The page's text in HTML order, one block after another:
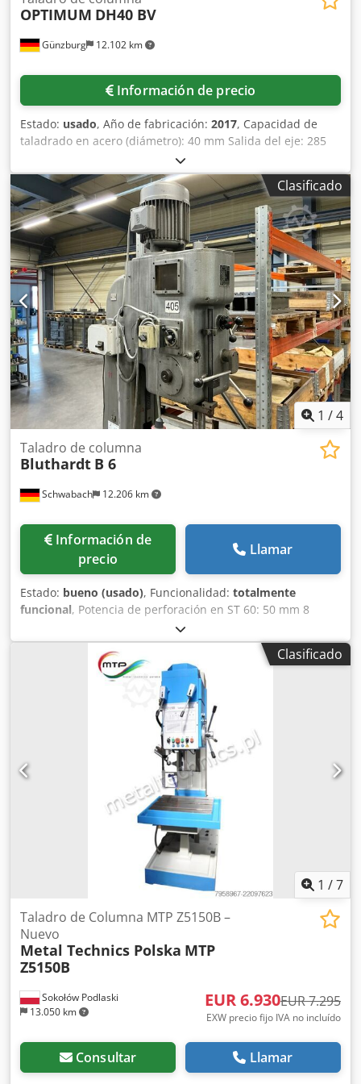
Günzburg 12.102 km
OPTIMUM DH40 BV
Información de precio
Estado: usado, Año de fabricación: 2017, Capacidad de
taladrado en acero (diámetro): 40 mm Salida del eje: 285
mm Carrera de taladrado: 160 mm Velocidad de giro del
husillo: 150-2.000 rpm Cono del husillo: MK4 Cjdpfx
Aszpzdasmyerf Diámetro de la columna: 115 mm Consumo
total de energía: 1,5/2,2 kW Peso de la máquina:
aproximadamente 275 kg Espacio requerido:
aproximadamente 1000x700x1900 mm
Clasificado
1 /4
Schwabach 12.206 km
Taladro de columna
Bluthardt B 6
Información de
precio
Llamar
Estado: bueno (usado), Funcionalidad: totalmente
funcional, Potencia de perforación en ST 60: 50 mm 8
velocidades de transmisión: 67 – 750 U/min Motor del
husillo: 2,5 / 3,3 kW 4 avances de perforación: 0,1 / 0,2 / 0,3
/ 0,40 mm/U Voladizo: aprox. 355 mm Csdpszrzl Aefx
Amysrf Superficie de la mesa: 500 x 620 mm (medido sin el
borde) Recorrido del husillo: 250 mm Cono: MK 5
Clasificado
1 /7
Sokołów Podlaski
13.050 km
Taladro de Columna MTP Z5150B –
Nuevo
Metal Technics Polska MTP
Z5150B
EUR 6.930EUR 7.295
EXW precio fijo IVA no incluído
Consultar Llamar